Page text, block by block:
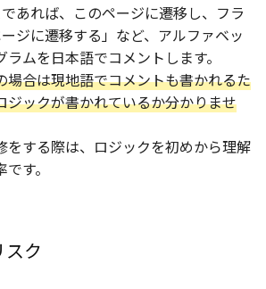
あれば、このページに遷移し、フラ
ジに遷移する」など、アルファベッ
ラムを日本語でコメントします。
場合は現地語でコメントも書かれるた
ジックが書かれているか分かりませ
をする際は、ロジックを初めから理解
す。
スク